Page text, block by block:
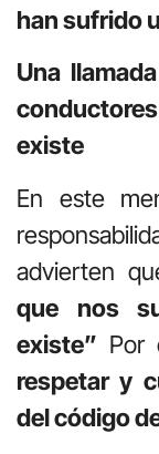
han sufrido
Una
existe
En este
advierten
que nos
existe” Por
respetar y
del código